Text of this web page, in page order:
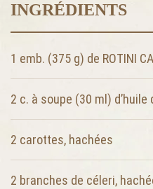
INGRÉDIENTS
1 emb. (375 g) de ROTINI
2 c. à soupe (30 ml) d’huile
2 carottes, hachées
2 branches de céleri,